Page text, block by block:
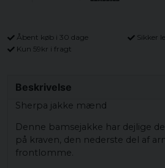
Åbent køb i 30 dage
Sikker
Kun 59kr i fragt
Beskrivelse
Sherpa jakke mænd
Denne bamsejakke har dejlige
på kraven, den nederste del af
frontlomme.